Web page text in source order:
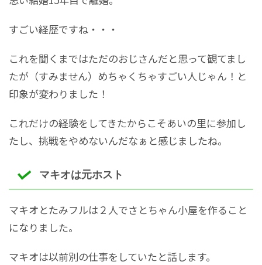
すごい経歴ですね・・・
これを聞くまではただのおじさんだと思って観てまし
たが（すみません）めちゃくちゃすごい人じゃん！と
印象が変わりました！
これだけの経験をしてきたからこそあいの里に参加し
たし、挑戦をやめないんだなぁと感じましたね。
マキオは元ホスト
マキオとたみフルは２人でさとちゃん小屋を作ること
になりました。
マキオは以前別の仕事をしていたと話します。